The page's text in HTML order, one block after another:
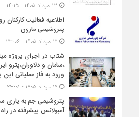
اطلاعیه فعالیت کارکنان
پتروشیمی مارون
۱۲ مرداد ۱۴۰۵ - ۲۳:۰۶
شتاب در اجرای پروژه
،سامان و دلاوران،پترو
ورود به فاز عملیاتی این
۱۲ مرداد ۱۴۰۵ - ۲۳:۰۱
آمبولانس پیشرفته در